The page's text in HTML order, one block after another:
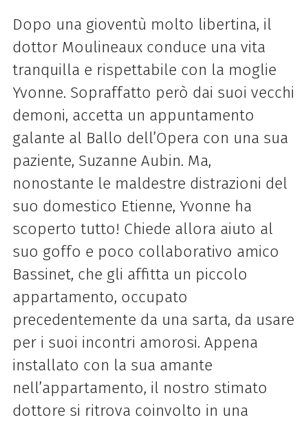
Dopo una gioventù molto libertina, il
dottor Moulineaux conduce una vita
tranquilla e rispettabile con la moglie
Yvonne. Sopraffatto però dai suoi vecchi
demoni, accetta un appuntamento
galante al Ballo dell’Opera con una sua
paziente, Suzanne Aubin. Ma,
nonostante le maldestre distrazioni del
suo domestico Etienne, Yvonne ha
scoperto tutto! Chiede allora aiuto al
suo goffo e poco collaborativo amico
Bassinet, che gli affitta un piccolo
appartamento, occupato
precedentemente da una sarta, da usare
per i suoi incontri amorosi. Appena
installato con la sua amante
nell’appartamento, il nostro stimato
dottore si ritrova coinvolto in una